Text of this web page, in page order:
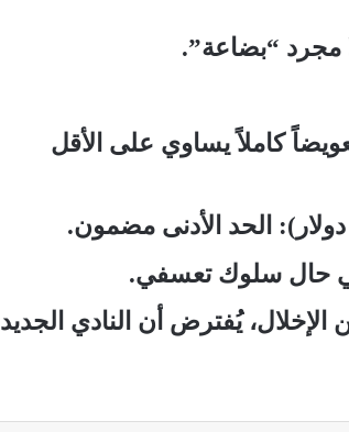
مجرد “بضاعة”.
كاملاً يساوي على الأقل
عقداً جديداً خلال 45 يوماً من الإخلال، يُفترض أن النادي الجديد